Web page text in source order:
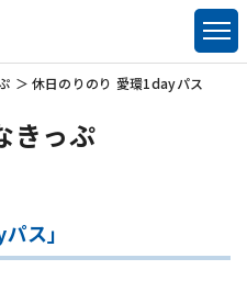
休日のりのり 愛環1dayパス
きっぷ
ス」